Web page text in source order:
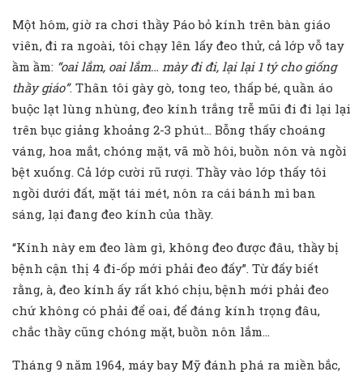
Một hôm, giờ ra chơi thầy Páo bỏ kính trên bàn giáo
viên, đi ra ngoài, tôi chạy lên lấy đeo thử, cả lớp vỗ tay
ầm ầm: “oai lắm, oai lắm… mày đi đi, lại lại 1 tý cho giống
thầy giáo”. Thân tôi gày gò, tong teo, thấp bé, quần áo
buộc lạt lùng nhùng, đeo kính trắng trễ mũi đi đi lại lại
trên bục giảng khoảng 2-3 phút… Bỗng thấy choáng
váng, hoa mắt, chóng mặt, vã mồ hôi, buồn nôn và ngồi
bệt xuống. Cả lớp cười rũ rượi. Thầy vào lớp thấy tôi
ngồi dưới đất, mặt tái mét, nôn ra cái bánh mì ban
sáng, lại đang đeo kính của thầy.
“Kính này em đeo làm gì, không đeo được đâu, thầy bị
bệnh cận thị 4 đi-ốp mới phải đeo đấy”. Từ đấy biết
rằng, à, đeo kính ấy rất khó chịu, bệnh mới phải đeo
chứ không có phải để oai, để đáng kính trọng đâu,
chắc thầy cũng chóng mặt, buồn nôn lắm…
Tháng 9 năm 1964, máy bay Mỹ đánh phá ra miền bắc,